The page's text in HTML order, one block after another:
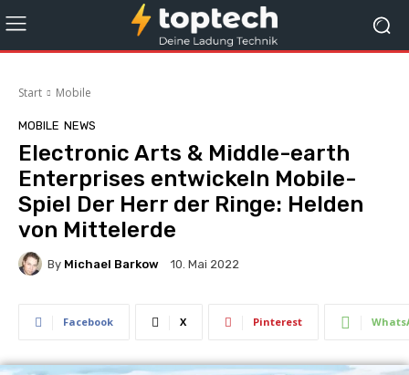
Start Mobile
MOBILE NEWS
Electronic Arts & Middle-earth
Enterprises entwickeln Mobile-
Spiel Der Herr der Ringe: Helden
von Mittelerde
By Michael Barkow 10. Mai 2022
Facebook X Pinterest